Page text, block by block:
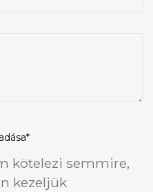
kötelezi semmire,
kezeljük